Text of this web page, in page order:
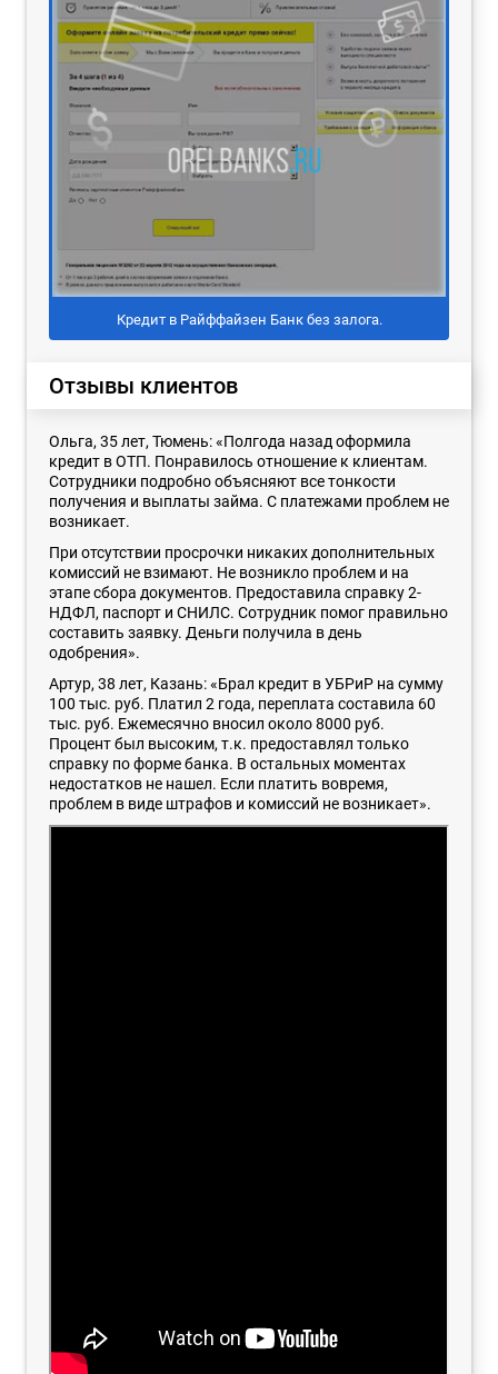
Кредит в Райффайзен Банк без залога.
Отзывы клиентов
Ольга, 35 лет, Тюмень: «Полгода назад оформила
кредит в ОТП. Понравилось отношение к клиентам.
Сотрудники подробно объясняют все тонкости
получения и выплаты займа. С платежами проблем не
возникает.
При отсутствии просрочки никаких дополнительных
комиссий не взимают. Не возникло проблем и на
этапе сбора документов. Предоставила справку 2-
НДФЛ, паспорт и СНИЛС. Сотрудник помог правильно
составить заявку. Деньги получила в день
одобрения».
Артур, 38 лет, Казань: «Брал кредит в УБРиР на сумму
100 тыс. руб. Платил 2 года, переплата составила 60
тыс. руб. Ежемесячно вносил около 8000 руб.
Процент был высоким, т.к. предоставлял только
справку по форме банка. В остальных моментах
недостатков не нашел. Если платить вовремя,
проблем в виде штрафов и комиссий не возникает».